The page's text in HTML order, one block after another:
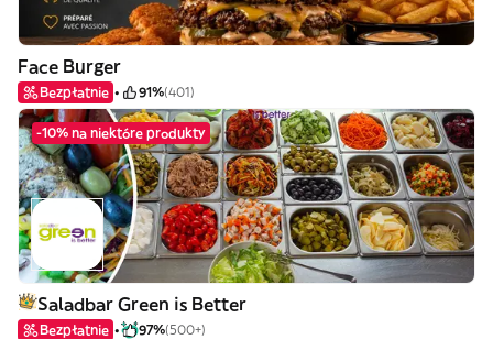
Face Burger
Bezpłatnie 91%(401)
-10% na niektóre produkty
Saladbar Green is Better
Bezpłatnie 97%(500+)